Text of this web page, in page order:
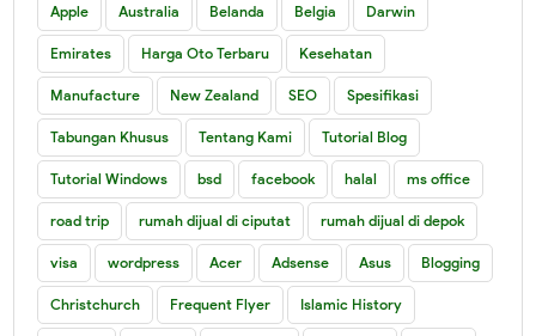
Apple Australia Belanda Belgia Darwin
Emirates Harga Oto Terbaru Kesehatan
Manufacture New Zealand SEO Spesifikasi
Tabungan Khusus Tentang Kami Tutorial Blog
Tutorial Windows bsd facebook halal ms office
road trip rumah dijual di ciputat rumah dijual di depok
visa wordpress Acer Adsense Asus Blogging
Christchurch Frequent Flyer Islamic History